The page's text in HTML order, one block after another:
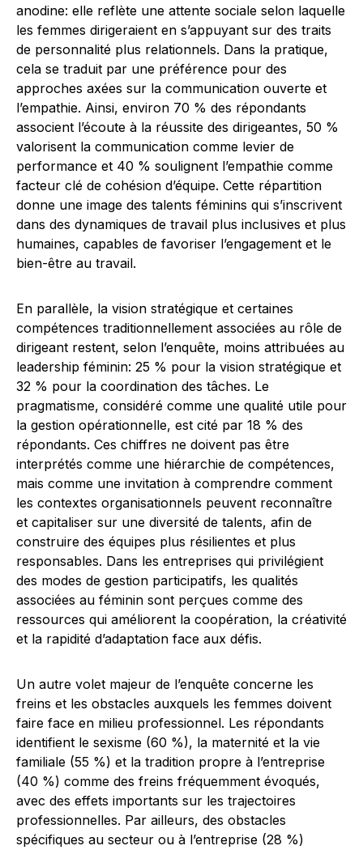
anodine: elle reflète une attente sociale selon laquelle
les femmes dirigeraient en s’appuyant sur des traits
de personnalité plus relationnels. Dans la pratique,
cela se traduit par une préférence pour des
approches axées sur la communication ouverte et
l’empathie. Ainsi, environ 70 % des répondants
associent l’écoute à la réussite des dirigeantes, 50 %
valorisent la communication comme levier de
performance et 40 % soulignent l’empathie comme
facteur clé de cohésion d’équipe. Cette répartition
donne une image des talents féminins qui s’inscrivent
dans des dynamiques de travail plus inclusives et plus
humaines, capables de favoriser l’engagement et le
bien-être au travail.
En parallèle, la vision stratégique et certaines
compétences traditionnellement associées au rôle de
dirigeant restent, selon l’enquête, moins attribuées au
leadership féminin: 25 % pour la vision stratégique et
32 % pour la coordination des tâches. Le
pragmatisme, considéré comme une qualité utile pour
la gestion opérationnelle, est cité par 18 % des
répondants. Ces chiffres ne doivent pas être
interprétés comme une hiérarchie de compétences,
mais comme une invitation à comprendre comment
les contextes organisationnels peuvent reconnaître
et capitaliser sur une diversité de talents, afin de
construire des équipes plus résilientes et plus
responsables. Dans les entreprises qui privilégient
des modes de gestion participatifs, les qualités
associées au féminin sont perçues comme des
ressources qui améliorent la coopération, la créativité
et la rapidité d’adaptation face aux défis.
Un autre volet majeur de l’enquête concerne les
freins et les obstacles auxquels les femmes doivent
faire face en milieu professionnel. Les répondants
identifient le sexisme (60 %), la maternité et la vie
familiale (55 %) et la tradition propre à l’entreprise
(40 %) comme des freins fréquemment évoqués,
avec des effets importants sur les trajectoires
professionnelles. Par ailleurs, des obstacles
spécifiques au secteur ou à l’entreprise (28 %)